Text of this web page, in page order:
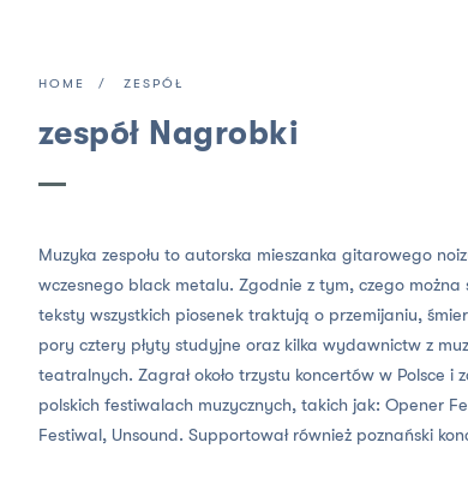
HOME ZESPÓŁ
zespół Nagrobki
Muzyka zespołu to autorska mieszanka gitarowego
wczesnego black metalu. Zgodnie z tym, czego
teksty wszystkich piosenek traktują o przemijaniu,
pory cztery płyty studyjne oraz kilka wydawnictw z
teatralnych. Zagrał około trzystu koncertów w Polsce
polskich festiwalach muzycznych, takich jak: Opener
Festiwal, Unsound. Supportował również poznański